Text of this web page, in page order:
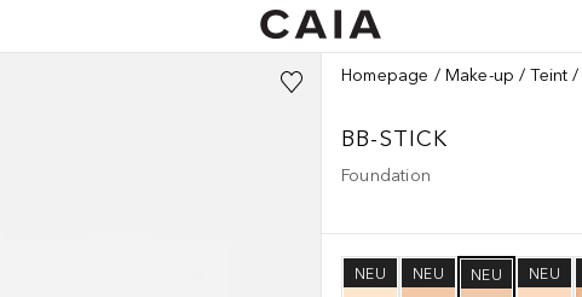
Homepage Make-up Teint
BB-STICK
Foundation
NEU NEU NEU NEU